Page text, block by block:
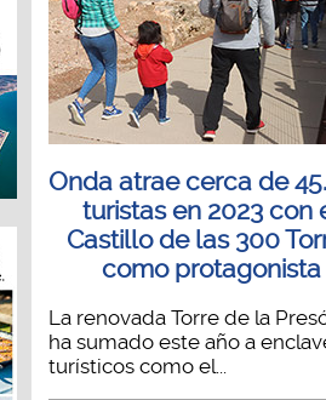
Onda atrae cerca de
turistas en 2023 con
Castillo de las 300
como protagonista
La renovada Torre de la
ha sumado este año a
turísticos como el...